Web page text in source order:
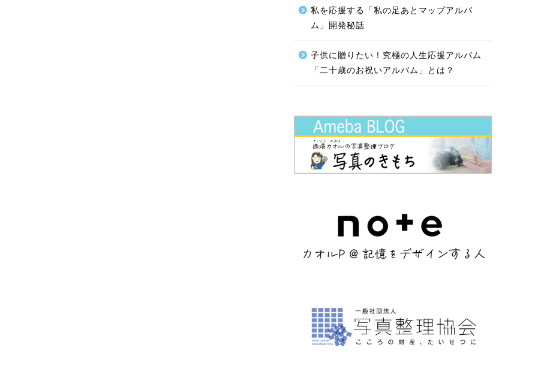
私を応援する「私の足あとマップアルバ
ム」開発秘話
子供に贈りたい！究極の人生応援アルバム
「二十歳のお祝いアルバム」とは？